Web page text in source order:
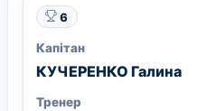
6
Капітан
КУЧЕРЕНКО Галина
Тренер